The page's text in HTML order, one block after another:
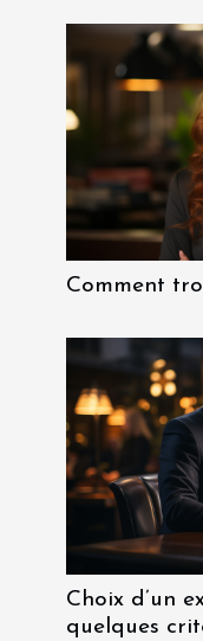
Comment
Choix d’un
quelques